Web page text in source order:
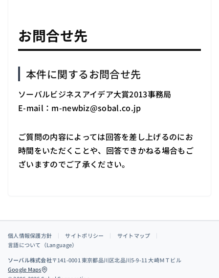
お問合せ先
本件に関するお問合せ先
ソーバルビジネスアイデア大賞2013事務局
E-mail：m-newbiz@sobal.co.jp
ご質問の内容によっては回答を差し上げるのにお
時間をいただくことや、回答できかねる場合もご
ざいますのでご了承ください。
個人情報保護方針 ｜ サイトポリシー ｜ サイトマップ
｜
言語について（Language）
ソーバル株式会社〒141-0001 東京都品川区北品川5-9-11 大崎ＭＴビル
Google Maps